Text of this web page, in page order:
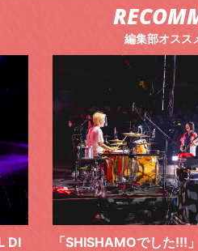
編集部オスス
DI
「SHISHAMOでした!!!